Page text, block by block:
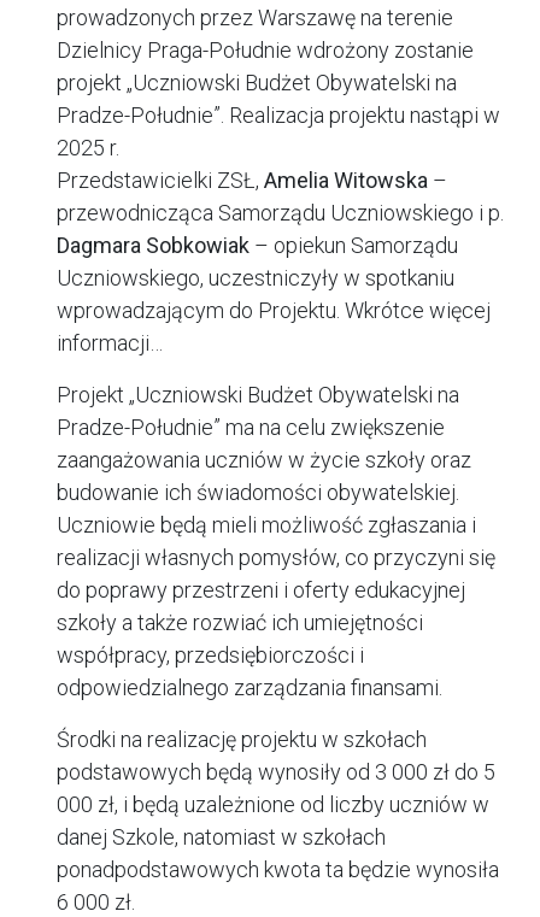
prowadzonych przez Warszawę na terenie
Dzielnicy Praga-Południe wdrożony zostanie
projekt „Uczniowski Budżet Obywatelski na
Pradze-Południe”. Realizacja projektu nastąpi w
2025 r.
Przedstawicielki ZSŁ, Amelia Witowska –
przewodnicząca Samorządu Uczniowskiego i p.
Dagmara Sobkowiak – opiekun Samorządu
Uczniowskiego, uczestniczyły w spotkaniu
wprowadzającym do Projektu. Wkrótce więcej
informacji…
Projekt „Uczniowski Budżet Obywatelski na
Pradze-Południe” ma na celu zwiększenie
zaangażowania uczniów w życie szkoły oraz
budowanie ich świadomości obywatelskiej.
Uczniowie będą mieli możliwość zgłaszania i
realizacji własnych pomysłów, co przyczyni się
do poprawy przestrzeni i oferty edukacyjnej
szkoły a także rozwiać ich umiejętności
współpracy, przedsiębiorczości i
odpowiedzialnego zarządzania finansami.
Środki na realizację projektu w szkołach
podstawowych będą wynosiły od 3 000 zł do 5
000 zł, i będą uzależnione od liczby uczniów w
danej Szkole, natomiast w szkołach
ponadpodstawowych kwota ta będzie wynosiła
6 000 zł.